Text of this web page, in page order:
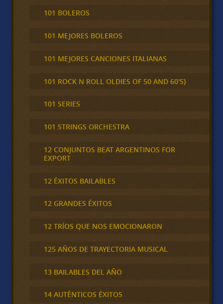
101 BOLEROS
101 MEJORES BOLEROS
101 MEJORES CANCIONES ITALIANAS
101 ROCK N ROLL OLDIES OF 50 AND 60'S}
101 SERIES
101 STRINGS ORCHESTRA
12 CONJUNTOS BEAT ARGENTINOS FOR
EXPORT
12 ÉXITOS BAILABLES
12 GRANDES ÉXITOS
12 TRÍOS QUE NOS EMOCIONARON
125 AÑOS DE TRAYECTORIA MUSICAL
13 BAILABLES DEL AÑO
14 AUTÉNTICOS ÉXITOS